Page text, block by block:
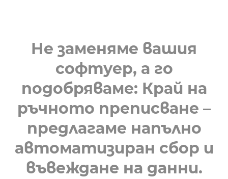
Не заменяме вашия
софтуер, а го
подобряваме: Край на
ръчното преписване –
предлагаме напълно
автоматизиран сбор и
въвеждане на данни.